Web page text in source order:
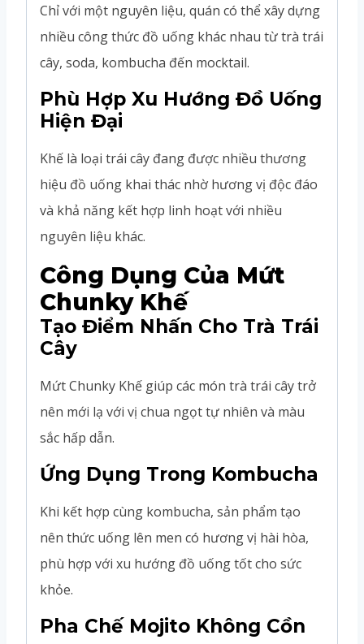
Chỉ với một nguyên liệu, quán có thể xây dựng
nhiều công thức đồ uống khác nhau từ trà trái
cây, soda, kombucha đến mocktail.
Phù Hợp Xu Hướng Đồ Uống
Hiện Đại
Khế là loại trái cây đang được nhiều thương
hiệu đồ uống khai thác nhờ hương vị độc đáo
và khả năng kết hợp linh hoạt với nhiều
nguyên liệu khác.
Công Dụng Của Mứt
Chunky Khế
Tạo Điểm Nhấn Cho Trà Trái
Cây
Mứt Chunky Khế giúp các món trà trái cây trở
nên mới lạ với vị chua ngọt tự nhiên và màu
sắc hấp dẫn.
Ứng Dụng Trong Kombucha
Khi kết hợp cùng kombucha, sản phẩm tạo
nên thức uống lên men có hương vị hài hòa,
phù hợp với xu hướng đồ uống tốt cho sức
khỏe.
Pha Chế Mojito Không Cồn